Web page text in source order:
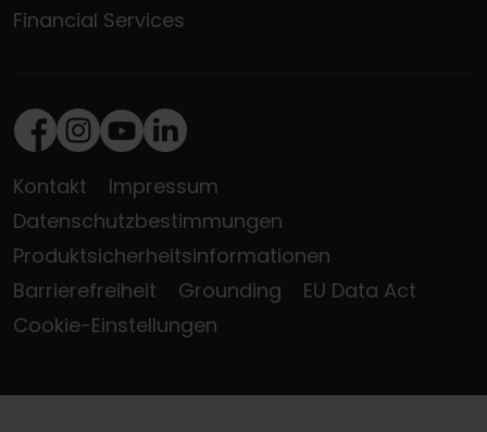
Financial Services
Facebook
Instagram
Youtube
LinkedIn
Kontakt
Impressum
Datenschutzbestimmungen
Produktsicherheitsinformationen
Barrierefreiheit
Grounding
EU Data Act
Cookie-Einstellungen